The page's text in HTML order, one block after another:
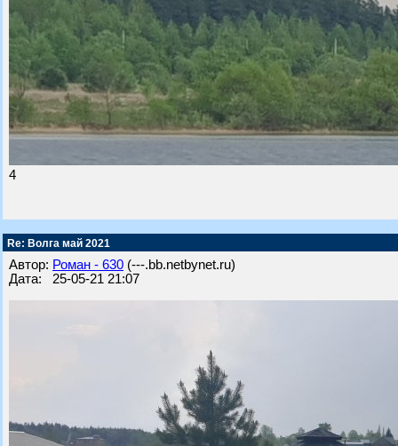
4
Re: Волга май 2021
Автор: Роман - 630 (---.bb.netbynet.ru)
Дата: 25-05-21 21:07